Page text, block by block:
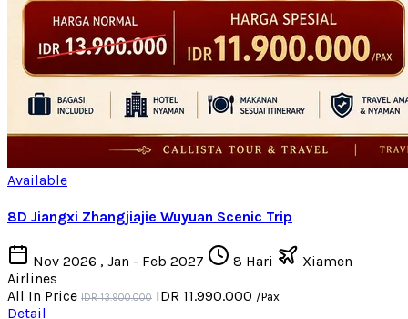
Available
8D Jiangxi Zhangjiajie Wuyuan Scenic Trip
Nov 2026 , Jan - Feb 2027 8 Hari
Xiamen
Airlines
All In Price IDR 13.900.000 IDR 11.990.000 /Pax
Detail